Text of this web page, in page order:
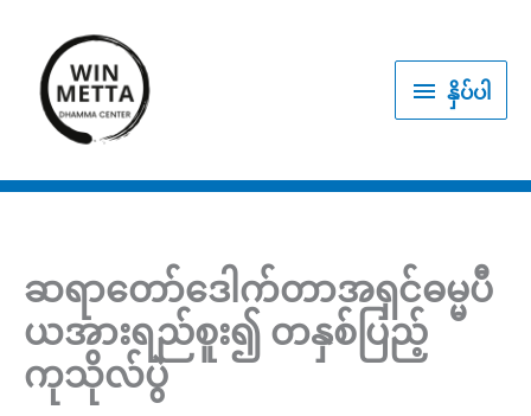
content
နှိပ် နှိပ်ပါ
ဆရာတော်ဒေါက်တာအရှင်ဓမ္မပီ
ယအားရည်စူး၍ တနှစ်ပြည့်
ကုသိုလ်ပွဲ